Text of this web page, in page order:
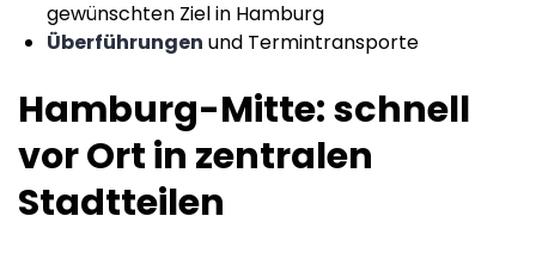
gewünschten Ziel in Hamburg
Überführungen und Termintransporte
Hamburg-Mitte: schnell
vor Ort in zentralen
Stadtteilen